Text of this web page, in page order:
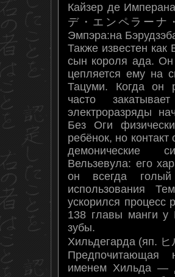
Кайзер де
デ・エンペラーナ
Эмпэра:на
Также известен
сын короля ада. Он
цепляется ему на
Тацуми. Когда он
часто
электроразряды
Без Оги
ребёнок, но
демонические
Вельзевула: его
он всегда
использования
ускорился процесс
138 главы манги у
зубы.
Хильдегарда (яп. ヒ
Предпочитающая
именем Хильда —